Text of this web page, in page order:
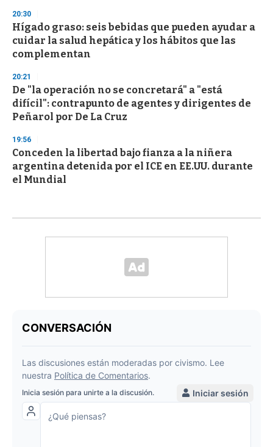
20:30
Hígado graso: seis bebidas que pueden ayudar a
cuidar la salud hepática y los hábitos que las
complementan
20:21
De "la operación no se concretará" a "está
difícil": contrapunto de agentes y dirigentes de
Peñarol por De La Cruz
19:56
Conceden la libertad bajo fianza a la niñera
argentina detenida por el ICE en EE.UU. durante
el Mundial